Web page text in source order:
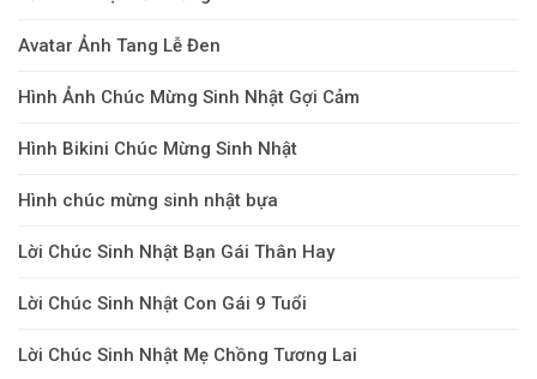
Avatar Ảnh Tang Lễ Đen
Hình Ảnh Chúc Mừng Sinh Nhật Gợi Cảm
Hình Bikini Chúc Mừng Sinh Nhật
Hình chúc mừng sinh nhật bựa
Lời Chúc Sinh Nhật Bạn Gái Thân Hay
Lời Chúc Sinh Nhật Con Gái 9 Tuổi
Lời Chúc Sinh Nhật Mẹ Chồng Tương Lai